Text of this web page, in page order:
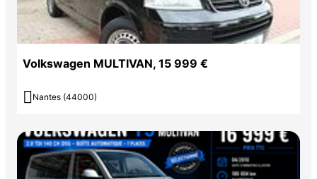
Volkswagen MULTIVAN, 15 999 €
 Nantes (44000)